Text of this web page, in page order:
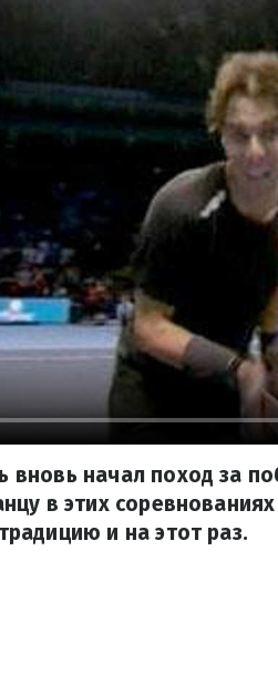
вновь начал поход за
в этих
и на этот раз.